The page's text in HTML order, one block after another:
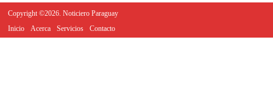
Copyright ©2026. Noticiero Paraguay
Inicio
Acerca Servicios Contacto